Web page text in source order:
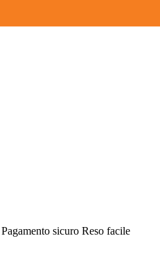
Pagamento sicuro Reso facile